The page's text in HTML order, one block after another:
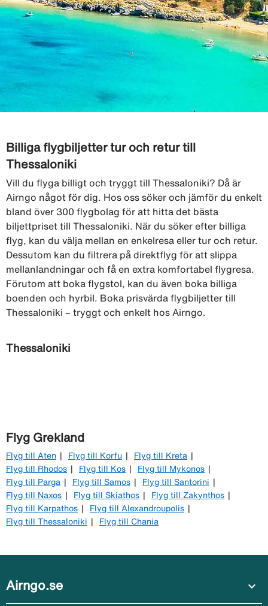
Billiga flygbiljetter tur och retur till
Thessaloniki
Vill du flyga billigt och tryggt till Thessaloniki? Då är
Airngo något för dig. Hos oss söker och jämför du enkelt
bland över 300 flygbolag för att hitta det bästa
biljettpriset till Thessaloniki. När du söker efter billiga
flyg, kan du välja mellan en enkelresa eller tur och retur.
Dessutom kan du filtrera på direktflyg för att slippa
mellanlandningar och få en extra komfortabel flygresa.
Förutom att boka flygstol, kan du även boka billiga
boenden och hyrbil. Boka prisvärda flygbiljetter till
Thessaloniki – tryggt och enkelt hos Airngo.
Thessaloniki
Flyg Grekland
Flyg till Aten Flyg till Korfu
Flyg till Kreta
Flyg till Rhodos
Flyg till Kos
Flyg till Mykonos
Flyg till Parga
Flyg till Samos
Flyg till Santorini
Flyg till Naxos
Flyg till Skiathos
Flyg till Zakynthos
Flyg till Karpathos
Flyg till Alexandroupolis
Flyg till Thessaloniki
Flyg till Chania
Airngo.se expand_more